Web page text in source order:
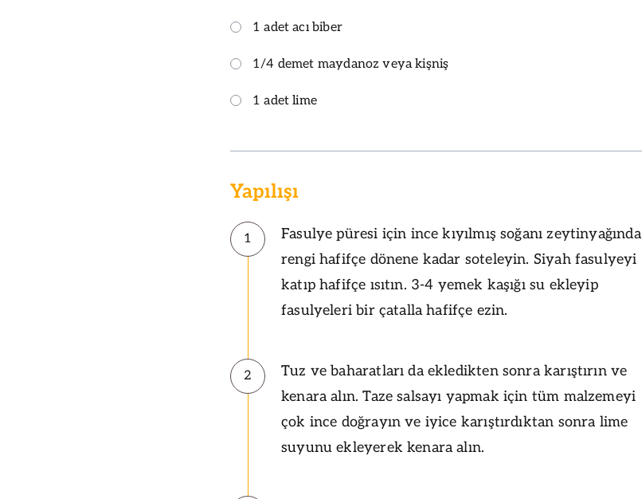
1 adet acı biber
1/4 demet maydanoz veya kişniş
1 adet lime
Yapılışı
1
Fasulye püresi için ince kıyılmış soğanı zeytinyağında
rengi hafifçe dönene kadar soteleyin. Siyah fasulyeyi
katıp hafifçe ısıtın. 3-4 yemek kaşığı su ekleyip
fasulyeleri bir çatalla hafifçe ezin.
2
Tuz ve baharatları da ekledikten sonra karıştırın ve
kenara alın. Taze salsayı yapmak için tüm malzemeyi
çok ince doğrayın ve iyice karıştırdıktan sonra lime
suyunu ekleyerek kenara alın.